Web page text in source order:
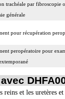
trachéale par fibroscopie
générale
pour récupération
peropératoire pour
reins et les uretères et